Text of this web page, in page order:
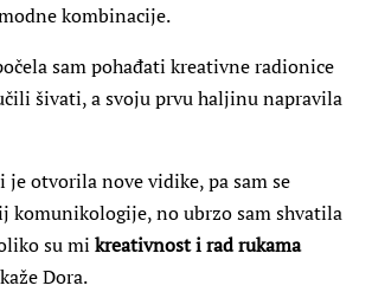
kombinacije.
sam pohađati kreativne radionice
šivati, a svoju prvu haljinu napravila
je otvorila nove vidike, pa sam se
komunikologije, no ubrzo sam shvatila
su mi kreativnost i rad rukama
Dora.